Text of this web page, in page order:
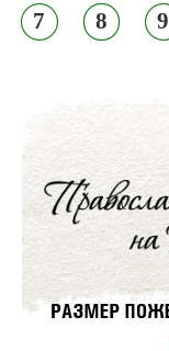
7 8 9